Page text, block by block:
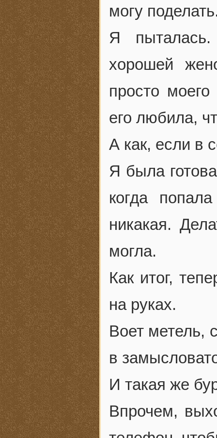
могу
Я
хорошей
просто
его любила,
А как, если в
Я была
когда
никакая.
могла.
Как итог,
на руках.
Воет метель,
в
И такая же
Впрочем,